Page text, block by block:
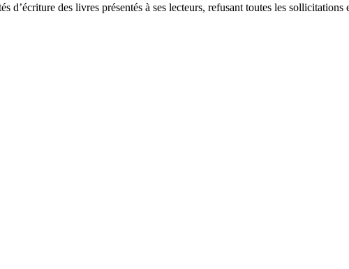
d’écriture des livres présentés à ses lecteurs, refusant toutes les